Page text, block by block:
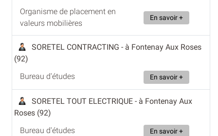
Organisme de placement en
valeurs mobilières
En savoir +
SORETEL CONTRACTING - à Fontenay Aux Roses
(92)
Bureau d'études
En savoir +
SORETEL TOUT ELECTRIQUE - à Fontenay Aux
Roses (92)
Bureau d'études
En savoir +